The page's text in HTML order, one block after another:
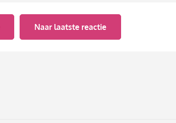
Naar laatste reactie